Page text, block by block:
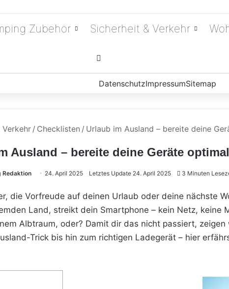
Zubehör Sicherheit & Verkehr
DatenschutzImpressumSitemap
Verkehr / Checklisten / Urlaub im Ausland – bereite deine
Ausland – bereite deine Geräte
Redaktion 24. April 2025 Letztes Update 24. April 2025 3 Minuten
die Vorfreude auf deinen Urlaub oder deine nächste
Land, streikt dein Smartphone – kein Netz, keine
Albtraum, oder? Damit dir das nicht passiert,
Trick bis hin zum richtigen Ladegerät – hier